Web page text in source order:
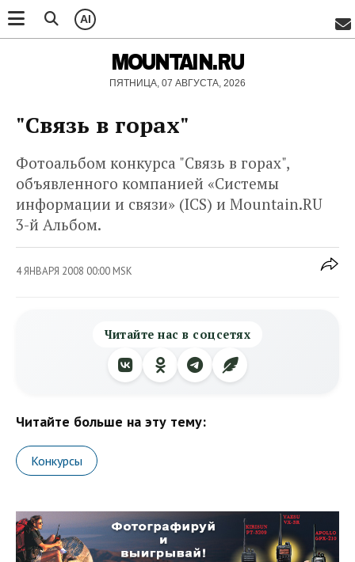
AI
MOUNTAIN.RU
ПЯТНИЦА, 07 АВГУСТА, 2026
"Связь в горах"
Фотоальбом конкурса "Связь в горах",
объявленного компанией «Системы
информации и связи» (ICS) и Mountain.RU
3-й Альбом.
4 ЯНВАРЯ 2008 00:00 MSK
Читайте нас в соцсетях
Читайте больше на эту тему:
Конкурсы